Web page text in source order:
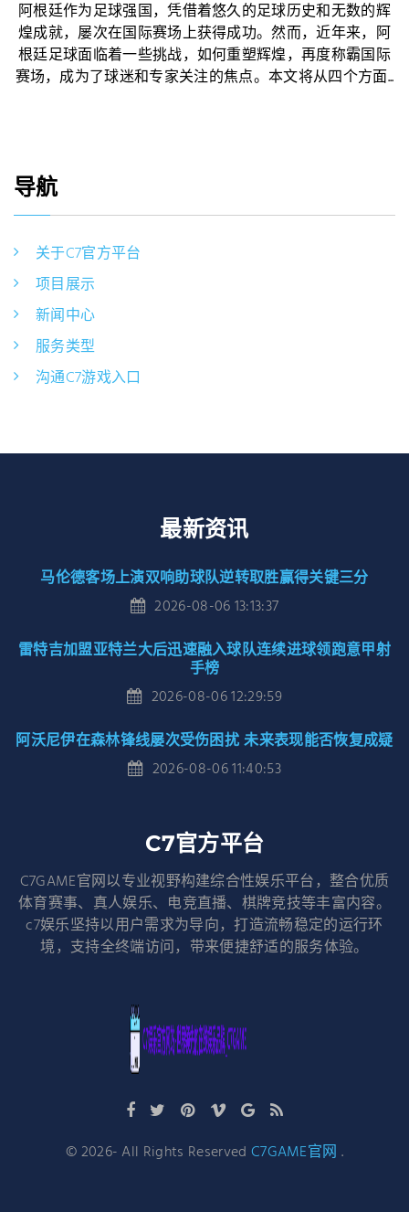
阿根廷作为足球强国，凭借着悠久的足球历史和无数的辉
煌成就，屡次在国际赛场上获得成功。然而，近年来，阿
根廷足球面临着一些挑战，如何重塑辉煌，再度称霸国际
赛场，成为了球迷和专家关注的焦点。本文将从四个方面...
导航
关于C7官方平台
项目展示
新闻中心
服务类型
沟通C7游戏入口
最新资讯
马伦德客场上演双响助球队逆转取胜赢得关键三分
2026-08-06 13:13:37
雷特吉加盟亚特兰大后迅速融入球队连续进球领跑意甲射
手榜
2026-08-06 12:29:59
阿沃尼伊在森林锋线屡次受伤困扰 未来表现能否恢复成疑
2026-08-06 11:40:53
C7官方平台
C7GAME官网以专业视野构建综合性娱乐平台，整合优质
体育赛事、真人娱乐、电竞直播、棋牌竞技等丰富内容。
c7娱乐坚持以用户需求为导向，打造流畅稳定的运行环
境，支持全终端访问，带来便捷舒适的服务体验。
©2026- All Rights Reserved C7GAME官网 .